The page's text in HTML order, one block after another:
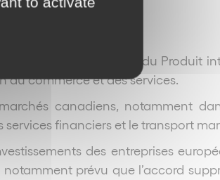
de près de la moitié du Produit
du commerce et des services.
canadiens, notamment
services financiers et le transport
des entreprises
prévu que l’accord